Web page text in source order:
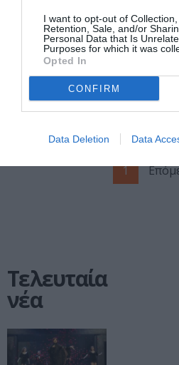
I want to opt-out of Collection,
Retention, Sale, and/or
Personal Data that Is
Purposes for which it was
Opted In
CONFIRM
Data Deletion Data
την Theresa Hak
Kyung Cha (1951-
1982)»: Ομαδική
έκθεση στο
Ινστιτούτο
Σύγχρονης
Ελληνικής
1
Τελευταία
νέα